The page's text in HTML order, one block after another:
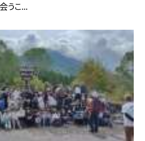
うこ...